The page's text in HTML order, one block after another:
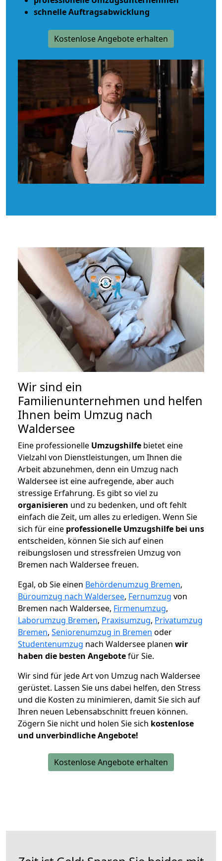
schnelle Auftragsabwicklung
Kostenlose Angebote erhalten
Wir sind ein
Familienunternehmen und helfen
Ihnen beim Umzug nach
Waldersee
Eine professionelle Umzugshilfe bietet eine
Vielzahl von Dienstleistungen, um Ihnen die
Arbeit abzunehmen, denn ein Umzug nach
Waldersee ist eine aufregende, aber auch
stressige Erfahrung. Es gibt so viel zu
organisieren und zu bedenken, und oft fehlt
einfach die Zeit, um alles zu erledigen. Wenn Sie
sich für eine professionelle Umzugshilfe bei uns
entscheiden, können Sie sich auf einen
reibungslosen und stressfreien Umzug von
Bremen nach Waldersee freuen.
Egal, ob Sie einen Behördenumzug Bremen,
Büroumzug nach Waldersee, Fernumzug von
Bremen nach Waldersee, Firmenumzug,
Laborumzug Bremen, Praxisumzug, Privatumzug
Bremen, Seniorenumzug in Bremen oder
Studentenumzug nach Waldersee planen wir
haben die besten Angebotefür Sie.
Wir sind für jede Art von Umzug nach Waldersee
gerüstet. Lassen Sie uns dabei helfen, den Stress
und die Kosten zu minimieren, damit Sie sich auf
Ihren neuen Lebensabschnitt freuen können.
Zögern Sie nicht und holen Sie sich kostenlose
und unverbindliche Angebote!
Kostenlose Angebote erhalten